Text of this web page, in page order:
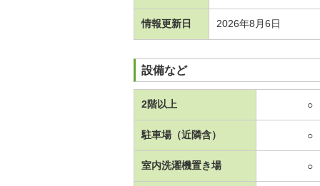
情報更新日 2026年8月6日
設備など
2階以上 ○
駐車場（近隣含） ○
室内洗濯機置き場 ○